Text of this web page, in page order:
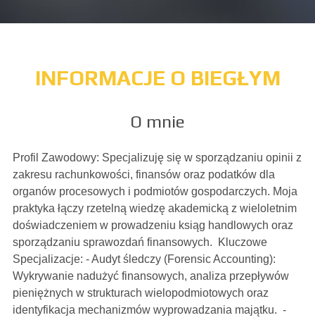
INFORMACJE O BIEGŁYM
O mnie
Profil Zawodowy: Specjalizuję się w sporządzaniu opinii z
zakresu rachunkowości, finansów oraz podatków dla
organów procesowych i podmiotów gospodarczych. Moja
praktyka łączy rzetelną wiedzę akademicką z wieloletnim
doświadczeniem w prowadzeniu ksiąg handlowych oraz
sporządzaniu sprawozdań finansowych. Kluczowe
Specjalizacje: - Audyt śledczy (Forensic Accounting):
Wykrywanie nadużyć finansowych, analiza przepływów
pieniężnych w strukturach wielopodmiotowych oraz
identyfikacja mechanizmów wyprowadzania majątku. -